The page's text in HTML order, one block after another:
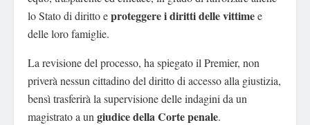
lo Stato di diritto eproteggere i diritti delle vittimee
delle loro famiglie.
La revisione del processo, ha spiegato il Premier, non
priverà nessun cittadino del diritto di accesso alla giustizia,
bensì trasferirà la supervisione delle indagini da un
magistrato a un giudice della Corte penale.